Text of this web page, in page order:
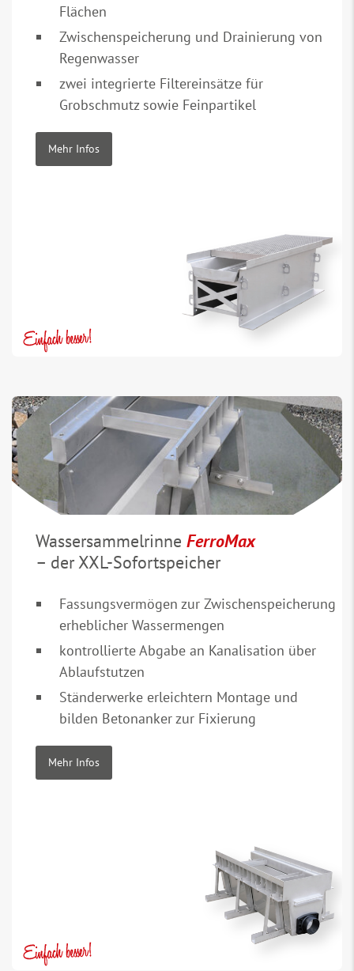
Flächen
Zwischenspeicherung und Drainierung von
Regenwasser
zwei integrierte Filtereinsätze für
Grobschmutz sowie Feinpartikel
Mehr Infos
Wassersammelrinne FerroMax
– der XXL-Sofortspeicher
Fassungsvermögen zur Zwischenspeicherung
erheblicher Wassermengen
kontrollierte Abgabe an Kanalisation über
Ablaufstutzen
Ständerwerke erleichtern Montage und
bilden Betonanker zur Fixierung
Mehr Infos